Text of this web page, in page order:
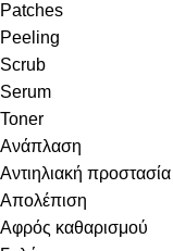
Patches
Peeling
Scrub
Serum
Toner
Ανάπλαση
Αντιηλιακή προστασία
Απολέπιση
Αφρός καθαρισμού